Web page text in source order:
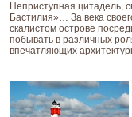
Неприступная цитадель,
Бастилия»… За века
скалистом острове
побывать в различных
впечатляющих